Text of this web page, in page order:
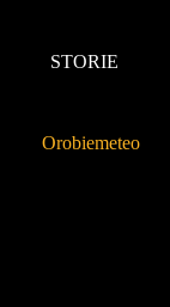
STORIE
Orobiemeteo